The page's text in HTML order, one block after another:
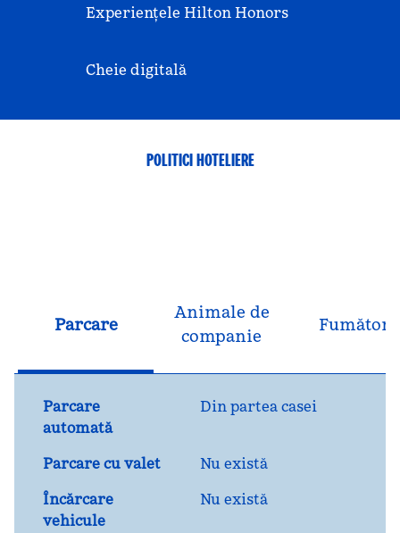
Experiențele Hilton Honors
Cheie digitală
POLITICI HOTELIERE
Parcare
Animale de
companie
Fumători
Parcare
automată
Din partea casei
Parcare cu valet
Nu există
Încărcare
vehicule
Nu există